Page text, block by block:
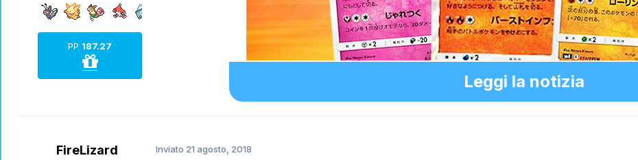
PP 187.27
Leggi la notizia
FireLizard Inviato 21 agosto, 2018